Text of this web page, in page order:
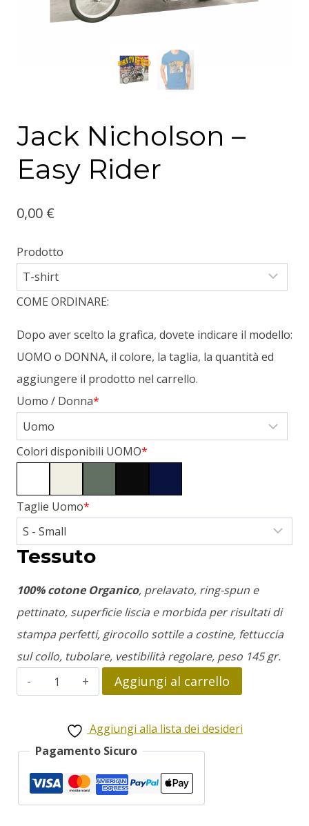
Jack Nicholson –
Easy Rider
0,00 €
Prodotto
COME ORDINARE:
Dopo aver scelto la grafica, dovete indicare il modello:
UOMO o DONNA, il colore, la taglia, la quantità ed
aggiungere il prodotto nel carrello.
*
Uomo / Donna
*
Colori disponibili UOMO
*
Taglie Uomo
Tessuto
100% cotone Organico, prelavato, ring-spun e
pettinato, superficie liscia e morbida per risultati di
stampa perfetti, girocollo sottile a costine, fettuccia
sul collo, tubolare, vestibilità regolare, peso 145 gr.
Jack
Nicholson
quantità
Aggiungi al carrello
Aggiungi alla lista dei desideri
Pagamento Sicuro